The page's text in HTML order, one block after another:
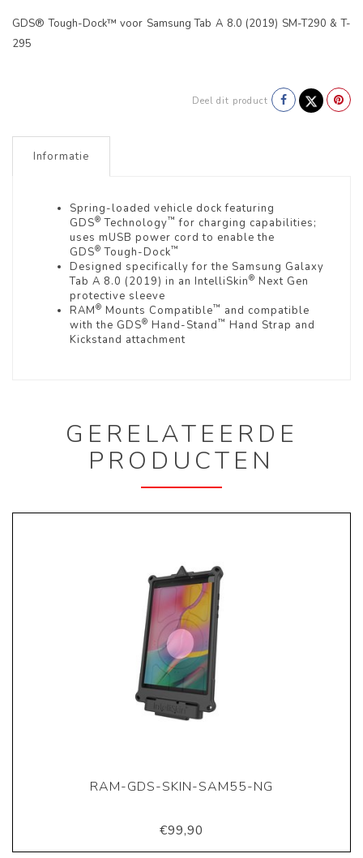
GDS® Tough-Dock™ voor Samsung Tab A 8.0 (2019) SM-T290 & T-
295
Deel dit product
Informatie
Spring-loaded vehicle dock featuring
GDS® Technology™ for charging capabilities;
uses mUSB power cord to enable the
GDS® Tough-Dock™
Designed specifically for the Samsung Galaxy
Tab A 8.0 (2019) in an IntelliSkin® Next Gen
protective sleeve
RAM® Mounts Compatible™ and compatible
with the GDS® Hand-Stand™ Hand Strap and
Kickstand attachment
GERELATEERDE
PRODUCTEN
RAM-GDS-SKIN-SAM55-NG
€99,90